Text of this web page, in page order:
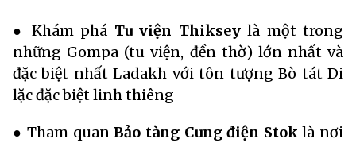
● Khám phá Tu viện Thikseylà một trong
những Gompa (tu viện, đền thờ) lớn nhất và
đặc biệt nhất Ladakh với tôn tượng Bò tát Di
lặc đặc biệt linh thiêng
● Tham quanBảo tàng Cung điện Stok là nơi